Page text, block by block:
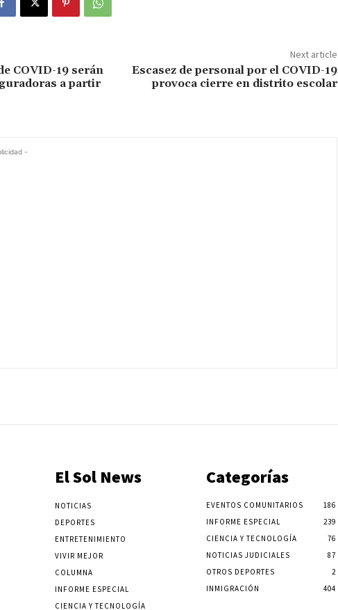
COVID-19 serán
a partir
Next article
Escasez de personal por el COVID-19
provoca cierre en distrito escolar
-
El Sol News
NOTICIAS
DEPORTES
ENTRETENIMIENTO
VIVIR MEJOR
COLUMNA
INFORME ESPECIAL
CIENCIA Y TECNOLOGÍA
Categorías
EVENTOS COMUNITARIOS
186
INFORME ESPECIAL
239
CIENCIA Y TECNOLOGÍA
76
NOTICIAS JUDICIALES
87
OTROS DEPORTES
2
INMIGRACIÓN
404